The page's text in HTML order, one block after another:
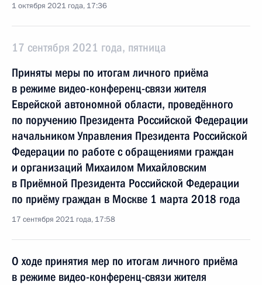
1 октября 2021 года, 17:36
17 сентября 2021 года, пятница
Приняты меры по итогам личного приёма
в режиме видео-конференц-связи жителя
Еврейской автономной области, проведённого
по поручению Президента Российской Федерации
начальником Управления Президента Российской
Федерации по работе с обращениями граждан
и организаций Михаилом Михайловским
в Приёмной Президента Российской Федерации
по приёму граждан в Москве 1 марта 2018 года
17 сентября 2021 года, 17:58
О ходе принятия мер по итогам личного приёма
в режиме видео-конференц-связи жителя